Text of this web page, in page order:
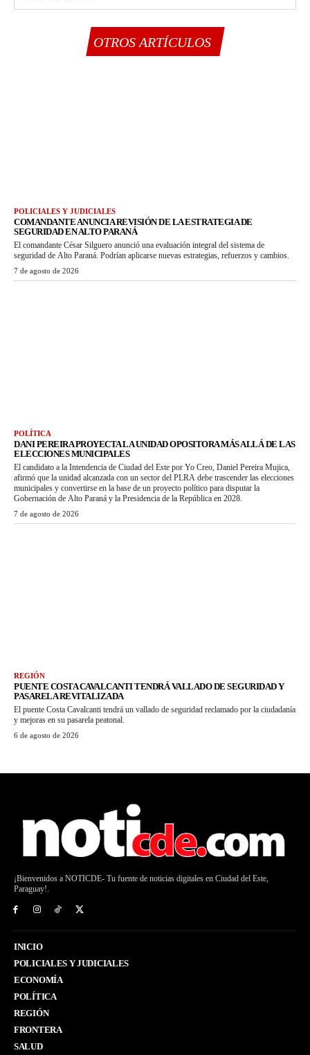
OTROS ARTÍCULOS
POLICIALES Y JUDICIALES
COMANDANTE ANUNCIA REVISIÓN DE LA ESTRATEGIA DE
SEGURIDAD EN ALTO PARANÁ
El comandante César Silguero anunció una evaluación integral del sistema de
seguridad de Alto Paraná. Podrían aplicarse nuevas estrategias, refuerzos y cambios.
7 de agosto de 2026
POLÍTICA
DANI PEREIRA PROYECTA LA UNIDAD OPOSITORA MÁS ALLÁ DE LAS
ELECCIONES MUNICIPALES
El candidato a la Intendencia de Ciudad del Este por Yo Creo, Daniel Pereira Mujica,
afirmó que la unidad alcanzada con un sector del PLRA debe trascender las elecciones
municipales y convertirse en la base de un proyecto político para disputar la
Gobernación de Alto Paraná y la Presidencia de la República en 2028.
7 de agosto de 2026
REGIÓN
PUENTE COSTA CAVALCANTI TENDRÁ VALLADO DE SEGURIDAD Y
PASARELA REVITALIZADA
El puente Costa Cavalcanti tendrá un vallado de seguridad reclamado por la ciudadanía
y mejoras en su pasarela peatonal.
6 de agosto de 2026
¡Bienvenidos a NOTICDE- Tu fuente de noticias digitales en Ciudad del Este,
Paraguay!.
INICIO
POLICIALES Y JUDICIALES
ECONOMÍA
POLÍTICA
REGIÓN
FRONTERA
SALUD